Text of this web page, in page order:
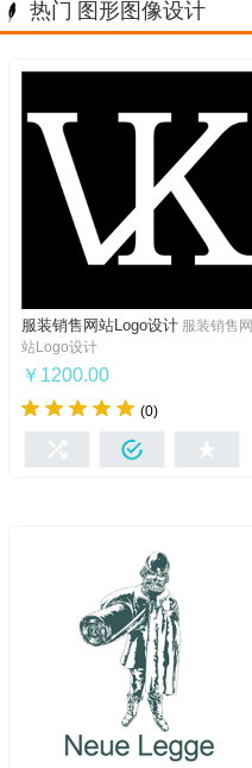
热门 图形图像设计
服装销售网站Logo设计
服装销售网站Logo设计 服装销售网
站Logo设计
￥1200.00
(0)